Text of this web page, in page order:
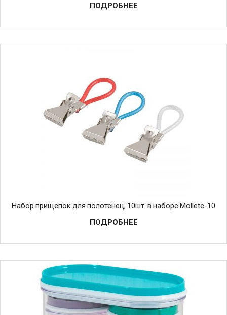
ПОДРОБНЕЕ
Набор прищепок для полотенец, 10шт. в наборе Mollete-10
ПОДРОБНЕЕ